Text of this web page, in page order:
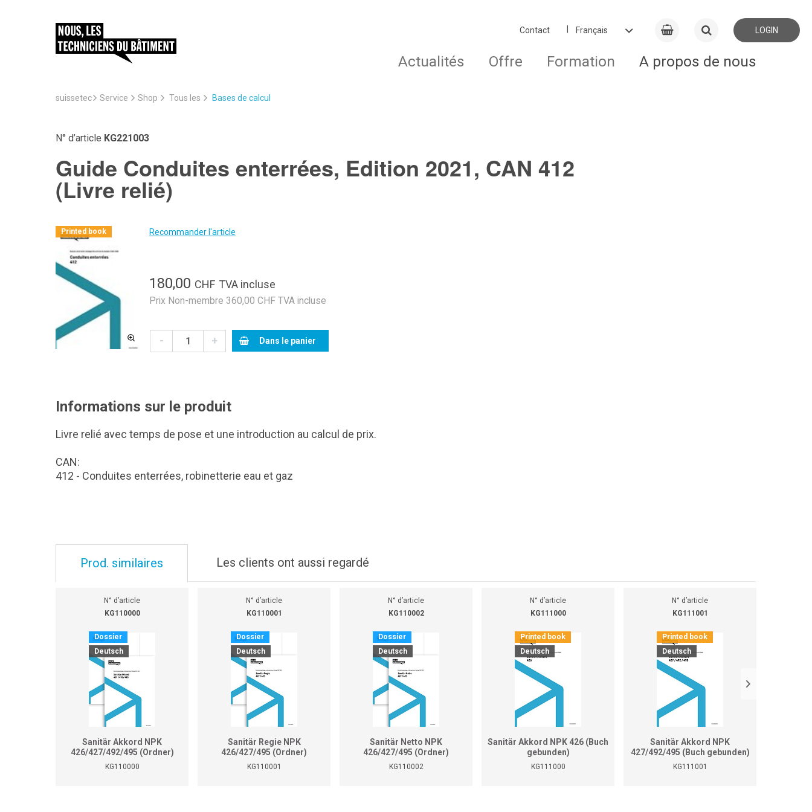
Contact LOGIN
Actualités Offre Formation A propos de nous
suissetec Service Shop Tous les Bases de calcul
N° d’article KG221003
Guide Conduites enterrées, Edition 2021, CAN 412
(Livre relié)
Printed book Recommander l'article
180,00 CHF TVA incluse
Prix Non-membre 360,00 CHF TVA incluse
- + Dans le panier
Informations sur le produit
Livre relié avec temps de pose et une introduction au calcul de prix.
CAN:
412 - Conduites enterrées, robinetterie eau et gaz
Prod. similaires Les clients ont aussi regardé
N° d’article
KG110000
Dossier
Deutsch
Sanitär Akkord NPK
426/427/492/495 (Ordner)
KG110000
N° d’article
KG110001
Dossier
Deutsch
Sanitär Regie NPK
426/427/495 (Ordner)
KG110001
N° d’article
KG110002
Dossier
Deutsch
Sanitär Netto NPK
426/427/495 (Ordner)
KG110002
N° d’article
KG111000
Printed book
Deutsch
Sanitär Akkord NPK 426 (Buch
gebunden)
KG111000
N° d’article
KG111001
Printed book
Deutsch
Sanitär Akkord NPK
427/492/495 (Buch gebunden)
KG111001